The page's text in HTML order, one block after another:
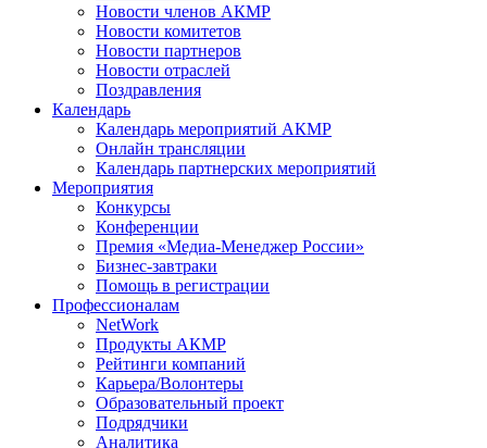
Новости членов АКМР
Новости комитетов
Новости партнеров
Новости отраслей
Поздравления
Календарь
Календарь мероприятий АКМР
Онлайн трансляции
Календарь партнерских мероприятий
Мероприятия
Конкурсы
Конференции
Премия «Медиа-Менеджер России»
Бизнес-завтраки
Помощь в регистрации
Профессионалам
NetWork
Продукты АКМР
Рейтинги компаний
Карьера/Волонтеры
Образовательный проект
Подрядчики
Аналитика